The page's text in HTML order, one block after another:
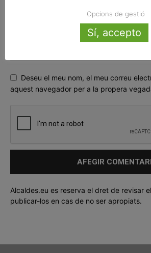
Deseu el meu nom, el meu correu
aquest navegador per a la propera
Alcaldes.eu es reserva el dret de revisar
publicar-los en cas de no ser apropiats.
Opcions de gestió
Sí, accepto